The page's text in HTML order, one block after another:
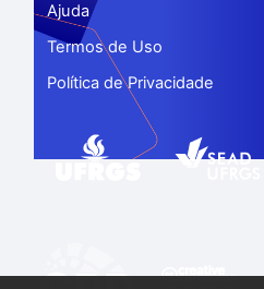
Ajuda
Termos de Uso
Política de Privacidade